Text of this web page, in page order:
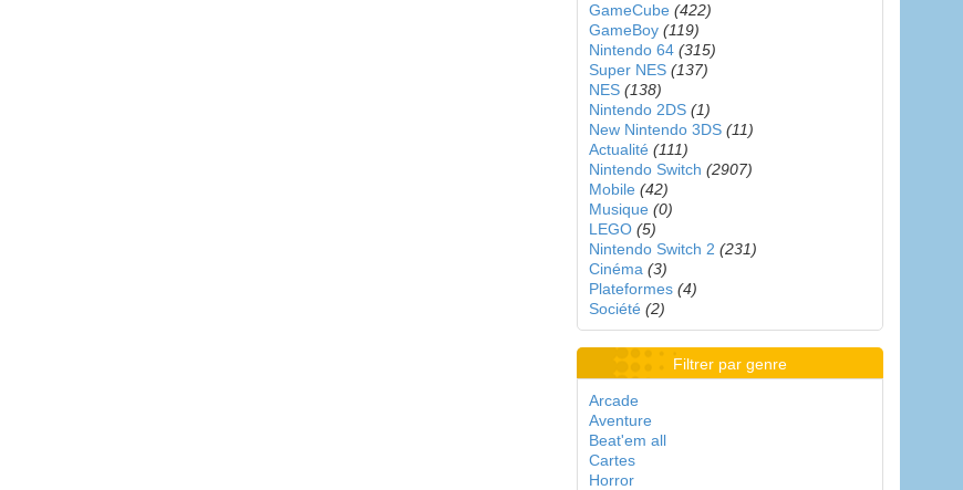
GameCube (422)
GameBoy (119)
Nintendo 64 (315)
Super NES (137)
NES (138)
Nintendo 2DS (1)
New Nintendo 3DS (11)
Actualité (111)
Nintendo Switch (2907)
Mobile (42)
Musique (0)
LEGO (5)
Nintendo Switch 2 (231)
Cinéma (3)
Plateformes (4)
Société (2)
Filtrer par genre
Arcade
Aventure
Beat'em all
Cartes
Horror